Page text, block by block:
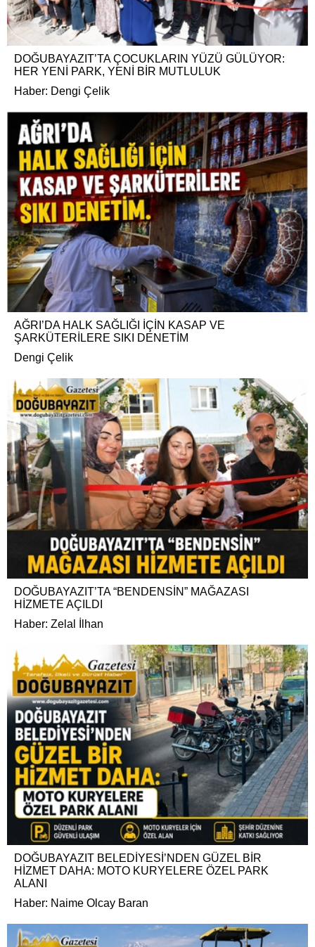
DOĞUBAYAZIT’TA ÇOCUKLARIN YÜZÜ GÜLÜYOR:
HER YENİ PARK, YENİ BİR MUTLULUK
Haber: Dengi Çelik
AĞRI’DA HALK SAĞLIĞI İÇİN KASAP VE
ŞARKÜTERİLERE SIKI DENETİM
Dengi Çelik
DOĞUBAYAZIT’TA “BENDENSİN” MAĞAZASI
HİZMETE AÇILDI
Haber: Zelal İlhan
DOĞUBAYAZIT BELEDİYESİ’NDEN GÜZEL BİR
HİZMET DAHA: MOTO KURYELERE ÖZEL PARK
ALANI
Haber: Naime Olcay Baran